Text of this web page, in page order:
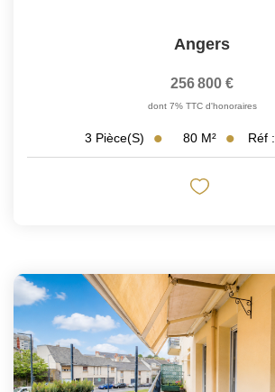
Angers
256 800 €
dont 7% TTC d'honoraires
3 Pièce(s) 80 M² Réf :